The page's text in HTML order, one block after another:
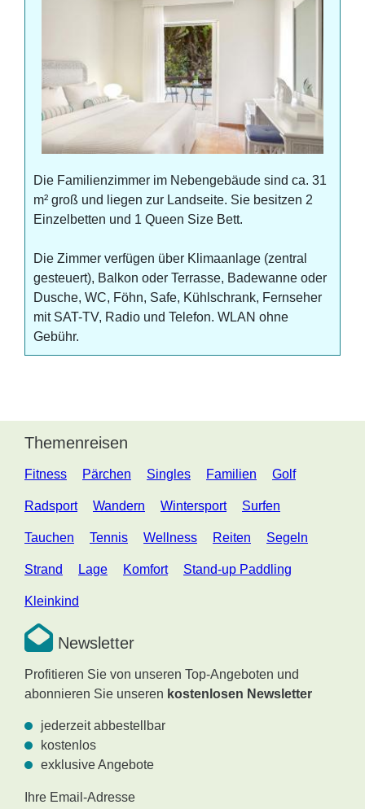
Die Familienzimmer im Nebengebäude sind ca. 31
m² groß und liegen zur Landseite. Sie besitzen 2
Einzelbetten und 1 Queen Size Bett.
Die Zimmer verfügen über Klimaanlage (zentral
gesteuert), Balkon oder Terrasse, Badewanne oder
Dusche, WC, Föhn, Safe, Kühlschrank, Fernseher
mit SAT-TV, Radio und Telefon. WLAN ohne
Gebühr.
Themenreisen
Fitness Pärchen Singles Familien Golf
Radsport Wandern Wintersport Surfen
Tauchen Tennis Wellness Reiten Segeln
Strand Lage Komfort Stand-up Paddling
Kleinkind
Newsletter
Profitieren Sie von unseren Top-Angeboten und
abonnieren Sie unseren kostenlosen Newsletter
jederzeit abbestellbar
kostenlos
exklusive Angebote
Ihre Email-Adresse